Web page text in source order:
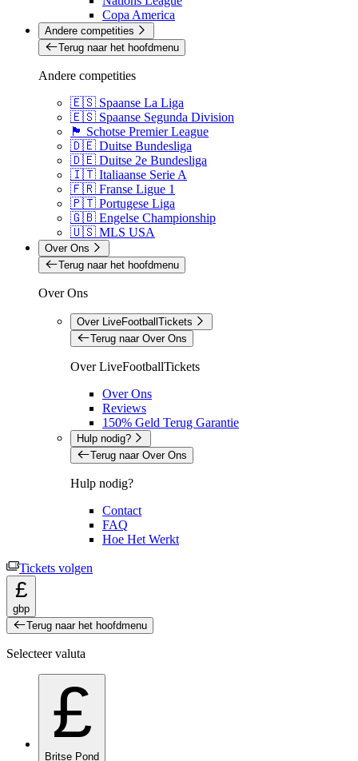
Copa America
Andere competities
Terug naar het hoofdmenu
Andere competities
🇪🇸 Spaanse La Liga
🇪🇸 Spaanse Segunda Division
🏴󠁧󠁢󠁳󠁣󠁴󠁿 Schotse Premier League
🇩🇪 Duitse Bundesliga
🇩🇪 Duitse 2e Bundesliga
🇮🇹 Italiaanse Serie A
🇫🇷 Franse Ligue 1
🇵🇹 Portugese Liga
🇬🇧 Engelse Championship
🇺🇸 MLS USA
Over Ons
Terug naar het hoofdmenu
Over Ons
Over LiveFootballTickets
Terug naar Over Ons
Over LiveFootballTickets
Over Ons
Reviews
150% Geld Terug Garantie
Hulp nodig?
Terug naar Over Ons
Hulp nodig?
Contact
FAQ
Hoe Het Werkt
Tickets volgen
£
gbp
Terug naar het hoofdmenu
Selecteer valuta
£
Britse Pond